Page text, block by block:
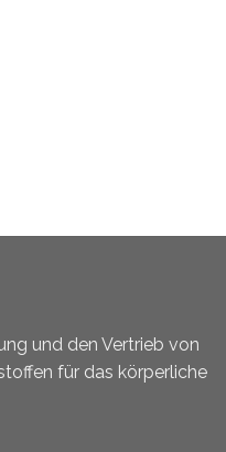
und den Vertrieb von
für das körperliche